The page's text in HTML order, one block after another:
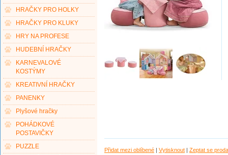
HRAČKY PRO HOLKY
HRAČKY PRO KLUKY
HRY NA PROFESE
HUDEBNÍ HRAČKY
KARNEVALOVÉ
KOSTÝMY
KREATIVNÍ HRAČKY
PANENKY
Plyšové hračky
POHÁDKOVÉ
POSTAVIČKY
PUZZLE
Přidat mezi oblíbené | Vytisknout | Zeptat se